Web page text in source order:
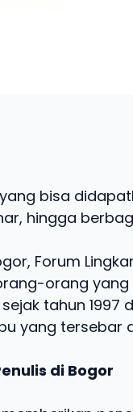
bisa
hingga
Forum
orang
tahun
yang tersebar
di Bogor